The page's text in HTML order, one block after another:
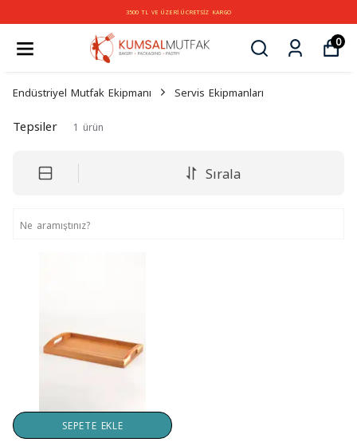
3500 TL VE ÜZERİ ÜCRETSİZ KARGO
0
Endüstriyel Mutfak Ekipmanı Servis Ekipmanları
Tepsiler 1 ürün
Sırala
SEPETE EKLE